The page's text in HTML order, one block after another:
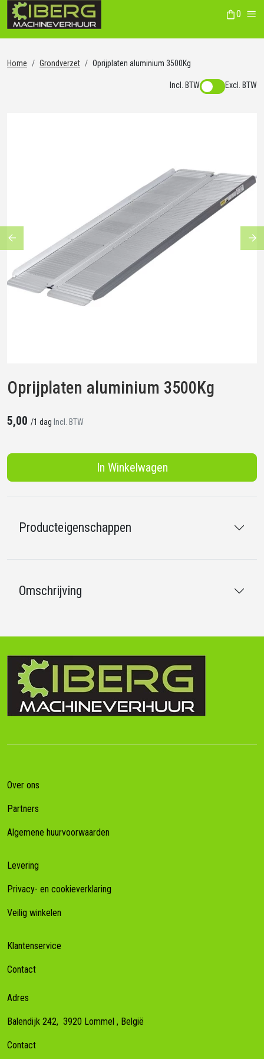
0
Home Grondverzet Oprijplaten aluminium 3500Kg
Incl. BTW Excl. BTW
Previous
Oprijplaten aluminium 3500Kg
5,00 /1 dag Incl. BTW
In Winkelwagen
Producteigenschappen
Omschrijving
Over ons
Partners
Algemene huurvoorwaarden
Levering
Privacy- en cookieverklaring
Veilig winkelen
Klantenservice
Contact
Adres
Balendijk 242, 3920 Lommel , België
Contact